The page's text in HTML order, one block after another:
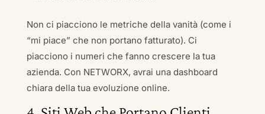
Non ci piacciono le metriche della vanità (come i
“mi piace” che non portano fatturato). Ci
piacciono i numeri che fanno crescere la tua
azienda. Con NETWORX, avrai una dashboard
chiara della tua evoluzione online.